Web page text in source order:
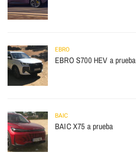
EBRO
EBRO S700 HEV a prueba
BAIC
BAIC X75 a prueba